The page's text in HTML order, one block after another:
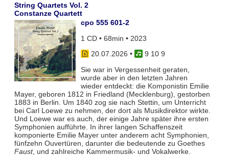
String Quartets Vol. 2
Constanze Quartett
cpo 555 601-2
1 CD • 68min • 2023
20.07.2026 •
9 10 9
Sie war in Vergessenheit geraten,
wurde aber in den letzten Jahren
wieder entdeckt: die Komponistin Emilie
Mayer, geboren 1812 in Friedland (Mecklenburg), gestorben
1883 in Berlin. Um 1840 zog sie nach Stettin, um Unterricht
bei Carl Loewe zu nehmen, der dort als Musikdirektor wirkte.
Und Loewe war es auch, der einige Jahre später ihre ersten
Symphonien aufführte. In ihrer langen Schaffenszeit
komponierte Emilie Mayer unter anderem acht Symphonien,
fünfzehn Ouvertüren, darunter die bedeutende zu Goethes
Faust, und zahlreiche Kammermusik- und Vokalwerke.